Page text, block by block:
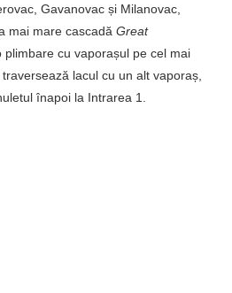
Gavanovac și Milanovac,
mai mare cascadă Great
plimbare cu vaporașul pe cel mai
lacul cu un alt vaporaș,
înapoi la Intrarea 1.